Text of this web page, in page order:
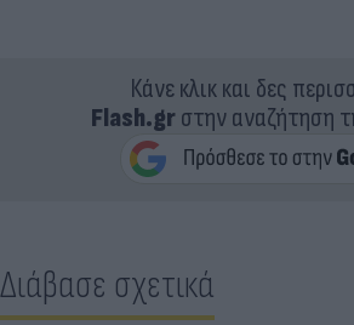
Κάνε κλικ και δες
Flash.grστην αναζήτηση
Διάβασε σχετικά